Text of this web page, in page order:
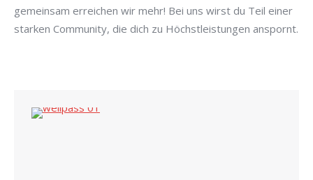
gemeinsam erreichen wir mehr! Bei uns wirst du Teil einer
starken Community, die dich zu Höchstleistungen anspornt.